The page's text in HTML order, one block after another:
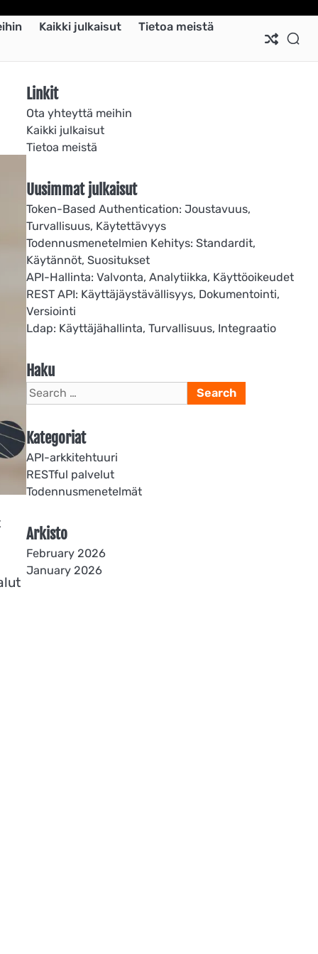
Kaikki julkaisut Tietoa meistä
Linkit
Ota yhteyttä meihin
Kaikki julkaisut
Tietoa meistä
Uusimmat julkaisut
Token-Based Authentication: Joustavuus,
Turvallisuus, Käytettävyys
Todennusmenetelmien Kehitys: Standardit,
Käytännöt, Suositukset
API-Hallinta: Valvonta, Analytiikka, Käyttöoikeudet
REST API: Käyttäjäystävällisyys, Dokumentointi,
Versiointi
Ldap: Käyttäjähallinta, Turvallisuus, Integraatio
Haku
Search
for:
Kategoriat
API-arkkitehtuuri
RESTful palvelut
Todennusmenetelmät
Arkisto
February 2026
January 2026